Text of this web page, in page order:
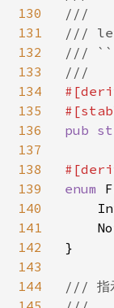
130
131
132
133
134
135
136
137
138
139
140
141
142
143
144
///
/// let
///
pub
enum
}
/// 指